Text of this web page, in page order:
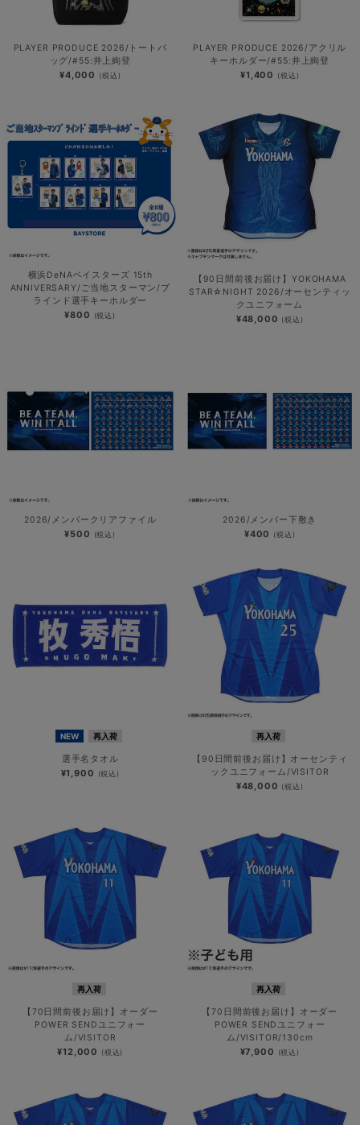
PLAYER PRODUCE 2026/トートバ
ッグ/#55:井上絢登
¥4,000 (税込)
PLAYER PRODUCE 2026/アクリル
キーホルダー/#55:井上絢登
¥1,400 (税込)
横浜DeNAベイスターズ 15th
ANNIVERSARY/ご当地スターマン/ブ
ラインド選手キーホルダー
¥800 (税込)
【90日間前後お届け】YOKOHAMA
STAR☆NIGHT 2026/オーセンティッ
クユニフォーム
¥48,000 (税込)
2026/メンバークリアファイル
¥500 (税込)
2026/メンバー下敷き
¥400 (税込)
NEW 再入荷
選手名タオル
¥1,900 (税込)
再入荷
【90日間前後お届け】オーセンティ
ックユニフォーム/VISITOR
¥48,000 (税込)
再入荷
【70日間前後お届け】オーダー
POWER SENDユニフォー
ム/VISITOR
¥12,000 (税込)
再入荷
【70日間前後お届け】オーダー
POWER SENDユニフォー
ム/VISITOR/130cm
¥7,900 (税込)